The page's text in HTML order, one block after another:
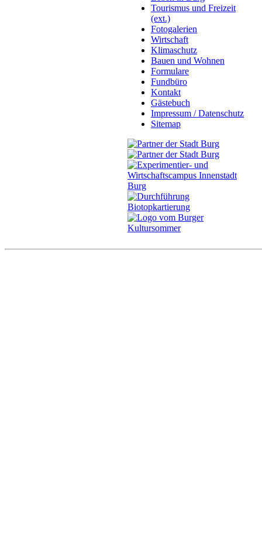
Tourismus und Freizeit
(ext.)
Fotogalerien
Wirtschaft
Klimaschutz
Bauen und Wohnen
Formulare
Fundbüro
Kontakt
Gästebuch
Impressum / Datenschutz
Sitemap